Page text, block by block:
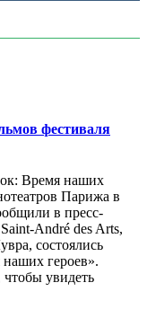
фестиваля
Время наших
Парижа в
в пресс-
André des Arts,
состоялись
героев».
увидеть